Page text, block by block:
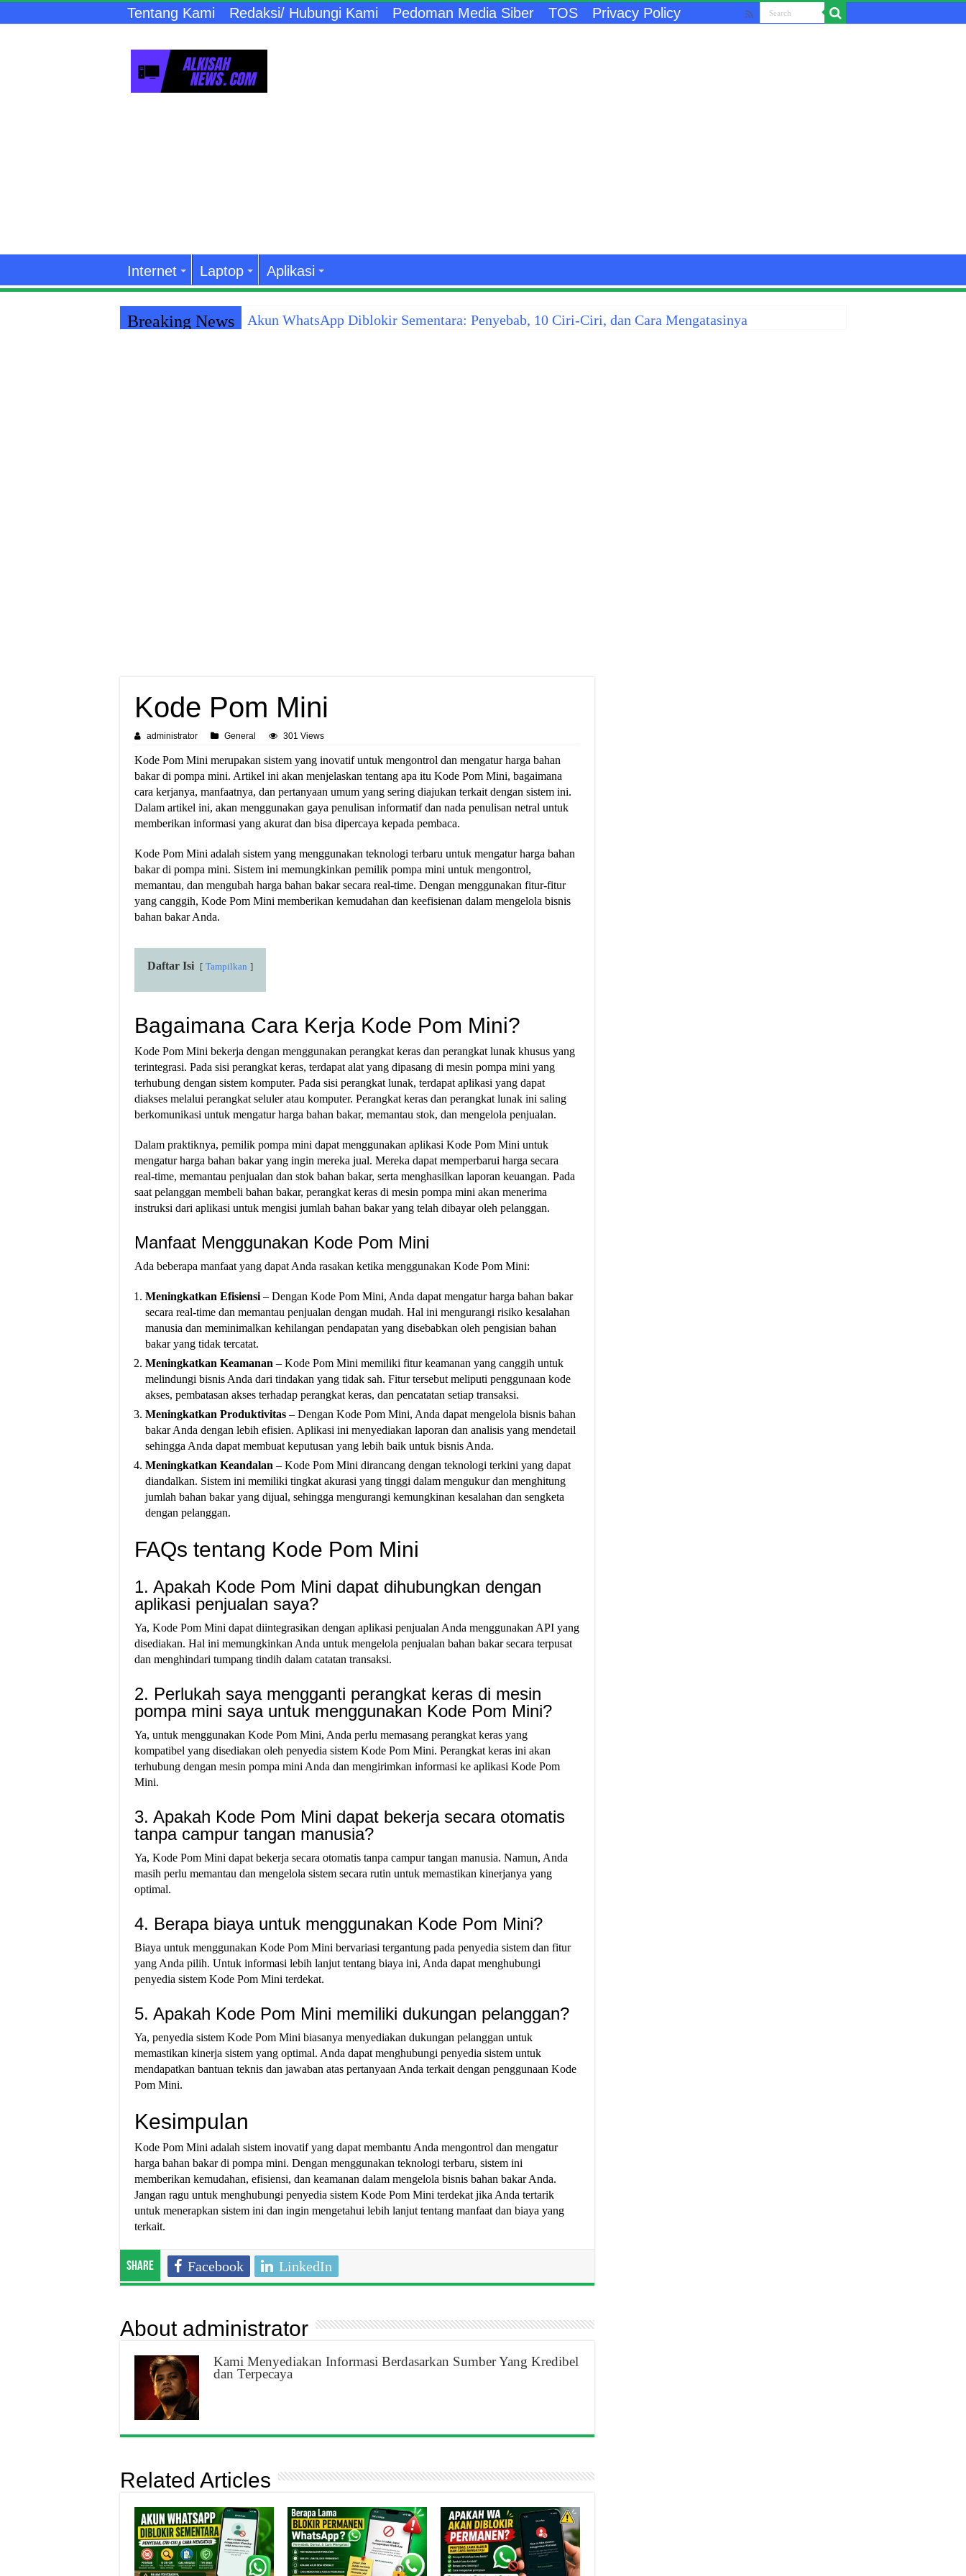
Tentang Kami Redaksi/ Hubungi Kami Pedoman Media Siber TOS Privacy Policy
Internet Laptop Aplikasi
Breaking News Akun WhatsApp Diblokir Sementara: Penyebab, 10 Ciri-Ciri, dan Cara Mengatasinya
Kode Pom Mini
administrator General 301 Views
Kode Pom Mini merupakan sistem yang inovatif untuk mengontrol dan mengatur harga bahan
bakar di pompa mini. Artikel ini akan menjelaskan tentang apa itu Kode Pom Mini, bagaimana
cara kerjanya, manfaatnya, dan pertanyaan umum yang sering diajukan terkait dengan sistem ini.
Dalam artikel ini, akan menggunakan gaya penulisan informatif dan nada penulisan netral untuk
memberikan informasi yang akurat dan bisa dipercaya kepada pembaca.
Kode Pom Mini adalah sistem yang menggunakan teknologi terbaru untuk mengatur harga bahan
bakar di pompa mini. Sistem ini memungkinkan pemilik pompa mini untuk mengontrol,
memantau, dan mengubah harga bahan bakar secara real-time. Dengan menggunakan fitur-fitur
yang canggih, Kode Pom Mini memberikan kemudahan dan keefisienan dalam mengelola bisnis
bahan bakar Anda.
Daftar Isi Tampilkan
Bagaimana Cara Kerja Kode Pom Mini?
Kode Pom Mini bekerja dengan menggunakan perangkat keras dan perangkat lunak khusus yang
terintegrasi. Pada sisi perangkat keras, terdapat alat yang dipasang di mesin pompa mini yang
terhubung dengan sistem komputer. Pada sisi perangkat lunak, terdapat aplikasi yang dapat
diakses melalui perangkat seluler atau komputer. Perangkat keras dan perangkat lunak ini saling
berkomunikasi untuk mengatur harga bahan bakar, memantau stok, dan mengelola penjualan.
Dalam praktiknya, pemilik pompa mini dapat menggunakan aplikasi Kode Pom Mini untuk
mengatur harga bahan bakar yang ingin mereka jual. Mereka dapat memperbarui harga secara
real-time, memantau penjualan dan stok bahan bakar, serta menghasilkan laporan keuangan. Pada
saat pelanggan membeli bahan bakar, perangkat keras di mesin pompa mini akan menerima
instruksi dari aplikasi untuk mengisi jumlah bahan bakar yang telah dibayar oleh pelanggan.
Manfaat Menggunakan Kode Pom Mini
Ada beberapa manfaat yang dapat Anda rasakan ketika menggunakan Kode Pom Mini:
Meningkatkan Efisiensi – Dengan Kode Pom Mini, Anda dapat mengatur harga bahan bakar
secara real-time dan memantau penjualan dengan mudah. Hal ini mengurangi risiko kesalahan
manusia dan meminimalkan kehilangan pendapatan yang disebabkan oleh pengisian bahan
bakar yang tidak tercatat.
Meningkatkan Keamanan – Kode Pom Mini memiliki fitur keamanan yang canggih untuk
melindungi bisnis Anda dari tindakan yang tidak sah. Fitur tersebut meliputi penggunaan kode
akses, pembatasan akses terhadap perangkat keras, dan pencatatan setiap transaksi.
Meningkatkan Produktivitas – Dengan Kode Pom Mini, Anda dapat mengelola bisnis bahan
bakar Anda dengan lebih efisien. Aplikasi ini menyediakan laporan dan analisis yang mendetail
sehingga Anda dapat membuat keputusan yang lebih baik untuk bisnis Anda.
Meningkatkan Keandalan – Kode Pom Mini dirancang dengan teknologi terkini yang dapat
diandalkan. Sistem ini memiliki tingkat akurasi yang tinggi dalam mengukur dan menghitung
jumlah bahan bakar yang dijual, sehingga mengurangi kemungkinan kesalahan dan sengketa
dengan pelanggan.
FAQs tentang Kode Pom Mini
1. Apakah Kode Pom Mini dapat dihubungkan dengan
aplikasi penjualan saya?
Ya, Kode Pom Mini dapat diintegrasikan dengan aplikasi penjualan Anda menggunakan API yang
disediakan. Hal ini memungkinkan Anda untuk mengelola penjualan bahan bakar secara terpusat
dan menghindari tumpang tindih dalam catatan transaksi.
2. Perlukah saya mengganti perangkat keras di mesin
pompa mini saya untuk menggunakan Kode Pom Mini?
Ya, untuk menggunakan Kode Pom Mini, Anda perlu memasang perangkat keras yang
kompatibel yang disediakan oleh penyedia sistem Kode Pom Mini. Perangkat keras ini akan
terhubung dengan mesin pompa mini Anda dan mengirimkan informasi ke aplikasi Kode Pom
Mini.
3. Apakah Kode Pom Mini dapat bekerja secara otomatis
tanpa campur tangan manusia?
Ya, Kode Pom Mini dapat bekerja secara otomatis tanpa campur tangan manusia. Namun, Anda
masih perlu memantau dan mengelola sistem secara rutin untuk memastikan kinerjanya yang
optimal.
4. Berapa biaya untuk menggunakan Kode Pom Mini?
Biaya untuk menggunakan Kode Pom Mini bervariasi tergantung pada penyedia sistem dan fitur
yang Anda pilih. Untuk informasi lebih lanjut tentang biaya ini, Anda dapat menghubungi
penyedia sistem Kode Pom Mini terdekat.
5. Apakah Kode Pom Mini memiliki dukungan pelanggan?
Ya, penyedia sistem Kode Pom Mini biasanya menyediakan dukungan pelanggan untuk
memastikan kinerja sistem yang optimal. Anda dapat menghubungi penyedia sistem untuk
mendapatkan bantuan teknis dan jawaban atas pertanyaan Anda terkait dengan penggunaan Kode
Pom Mini.
Kesimpulan
Kode Pom Mini adalah sistem inovatif yang dapat membantu Anda mengontrol dan mengatur
harga bahan bakar di pompa mini. Dengan menggunakan teknologi terbaru, sistem ini
memberikan kemudahan, efisiensi, dan keamanan dalam mengelola bisnis bahan bakar Anda.
Jangan ragu untuk menghubungi penyedia sistem Kode Pom Mini terdekat jika Anda tertarik
untuk menerapkan sistem ini dan ingin mengetahui lebih lanjut tentang manfaat dan biaya yang
terkait.
Share Facebook LinkedIn
About administrator
Kami Menyediakan Informasi Berdasarkan Sumber Yang Kredibel
dan Terpecaya
Related Articles